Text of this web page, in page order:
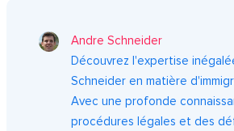
Andre Schneider
Découvrez l'expertise
Schneider en matière
Avec une profonde
procédures légales et des